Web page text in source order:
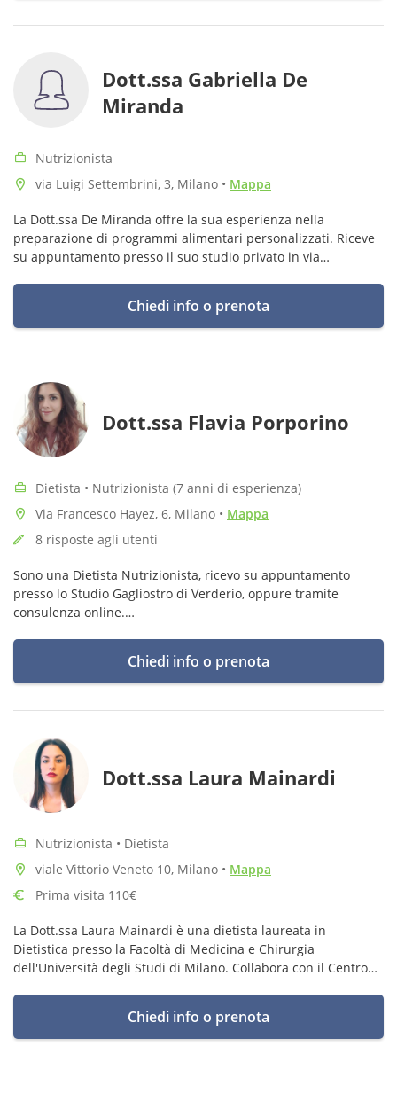
Dott.ssa Gabriella De
Miranda
Nutrizionista
via Luigi Settembrini, 3, Milano • Mappa
La Dott.ssa De Miranda offre la sua esperienza nella
preparazione di programmi alimentari personalizzati. Riceve
su appuntamento presso il suo studio privato in via
Chiedi info o prenota
Dott.ssa Flavia Porporino
Dietista • Nutrizionista (7 anni di esperienza)
Via Francesco Hayez, 6, Milano • Mappa
8 risposte agli utenti
Sono una Dietista Nutrizionista, ricevo su appuntamento
presso lo Studio Gagliostro di Verderio, oppure tramite
consulenza online.
Chiedi info o prenota
Dott.ssa Laura Mainardi
Nutrizionista • Dietista
viale Vittorio Veneto 10, Milano • Mappa
Prima visita 110€
La Dott.ssa Laura Mainardi è una dietista laureata in
Dietistica presso la Facoltà di Medicina e Chirurgia
dell'Università degli Studi di Milano. Collabora con il Centro
Chiedi info o prenota